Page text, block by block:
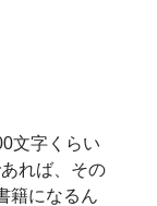
文字くらい
れば、その
籍になるん